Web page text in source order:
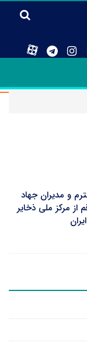
و مدیران جهاد
از مرکز ملی ذخایر